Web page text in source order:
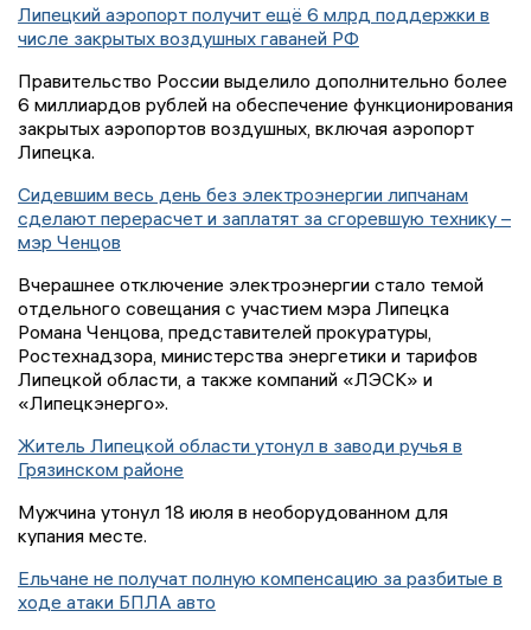
Липецкий аэропорт получит ещё 6 млрд поддержки в
числе закрытых воздушных гаваней РФ
Правительство России выделило дополнительно более
6 миллиардов рублей на обеспечение функционирования
закрытых аэропортов воздушных, включая аэропорт
Липецка.
Сидевшим весь день без электроэнергии липчанам
сделают перерасчет и заплатят за сгоревшую технику –
мэр Ченцов
Вчерашнее отключение электроэнергии стало темой
отдельного совещания с участием мэра Липецка
Романа Ченцова, представителей прокуратуры,
Ростехнадзора, министерства энергетики и тарифов
Липецкой области, а также компаний «ЛЭСК» и
«Липецкэнерго».
Житель Липецкой области утонул в заводи ручья в
Грязинском районе
Мужчина утонул 18 июля в необорудованном для
купания месте.
Ельчане не получат полную компенсацию за разбитые в
ходе атаки БПЛА авто